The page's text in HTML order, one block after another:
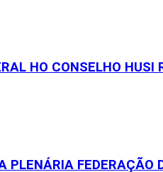
HO CONSELHO HUSI
PLENÁRIA FEDERAÇÃO